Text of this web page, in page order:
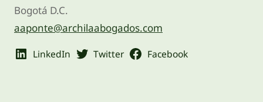
Bogotá D.C.
aaponte@archilaabogados.com
LinkedIn Twitter Facebook